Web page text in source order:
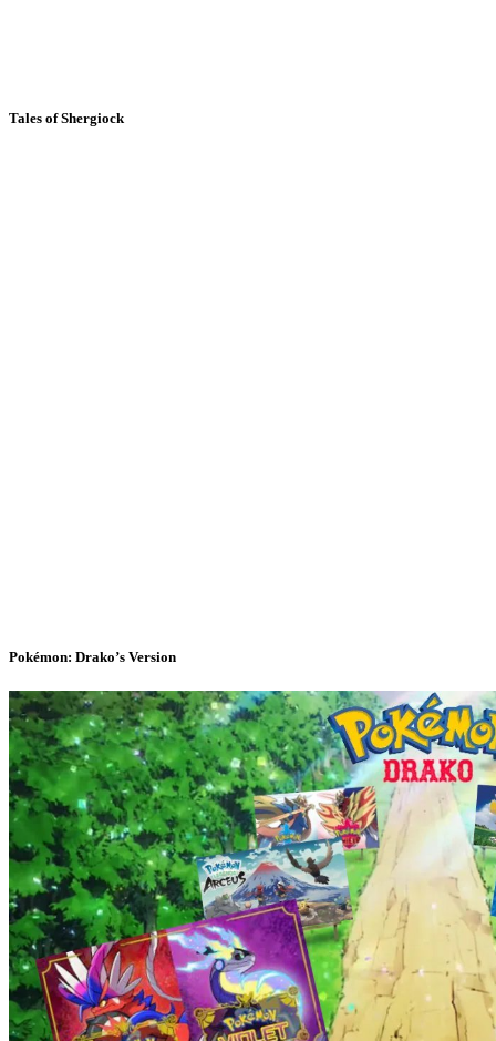
Tales of Shergiock
Pokémon: Drako’s Version